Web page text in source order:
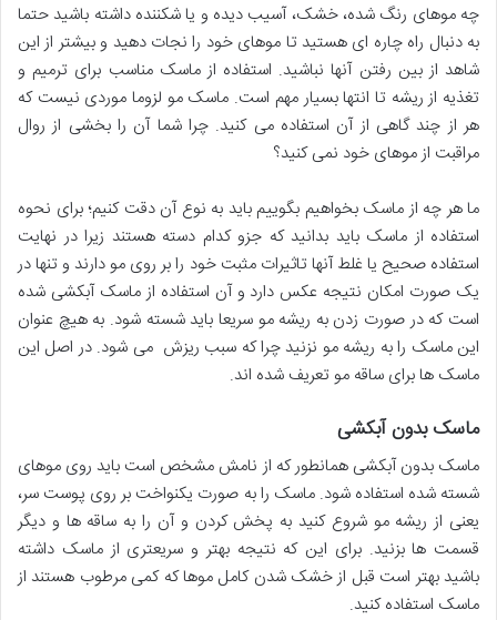
چه موهای رنگ شده، خشک، آسیب دیده و یا شکننده داشته باشید حتما
به دنبال راه چاره ای هستید تا موهای خود را نجات دهید و بیشتر از این
شاهد از بین رفتن آنها نباشید. استفاده از ماسک مناسب برای ترمیم و
تغذیه از ریشه تا انتها بسیار مهم است. ماسک مو لزوما موردی نیست که
هر از چند گاهی از آن استفاده می کنید. چرا شما آن را بخشی از روال
مراقبت از موهای خود نمی کنید؟
ما هر چه از ماسک بخواهیم بگوییم باید به نوع آن دقت کنیم؛ برای نحوه
استفاده از ماسک باید بدانید که جزو کدام دسته هستند زیرا در نهایت
استفاده صحیح یا غلط آنها تاثیرات مثبت خود را بر روی مو دارند و تنها در
یک صورت امکان نتیجه عکس دارد و آن استفاده از ماسک آبکشی شده
است که در صورت زدن به ریشه مو سریعا باید شسته شود. به هیچ عنوان
این ماسک را به ریشه مو نزنید چرا که سبب ریزش می شود. در اصل این
ماسک ها برای ساقه مو تعریف شده اند.
ماسک بدون آبکشی
ماسک بدون آبکشی همانطور که از نامش مشخص است باید روی موهای
شسته شده استفاده شود. ماسک را به صورت یکنواخت بر روی پوست سر،
یعنی از ریشه مو شروع کنید به پخش کردن و آن را به ساقه ها و دیگر
قسمت ها بزنید. برای این که نتیجه بهتر و سریعتری از ماسک داشته
باشید بهتر است قبل از خشک شدن کامل موها که کمی مرطوب هستند از
ماسک استفاده کنید.